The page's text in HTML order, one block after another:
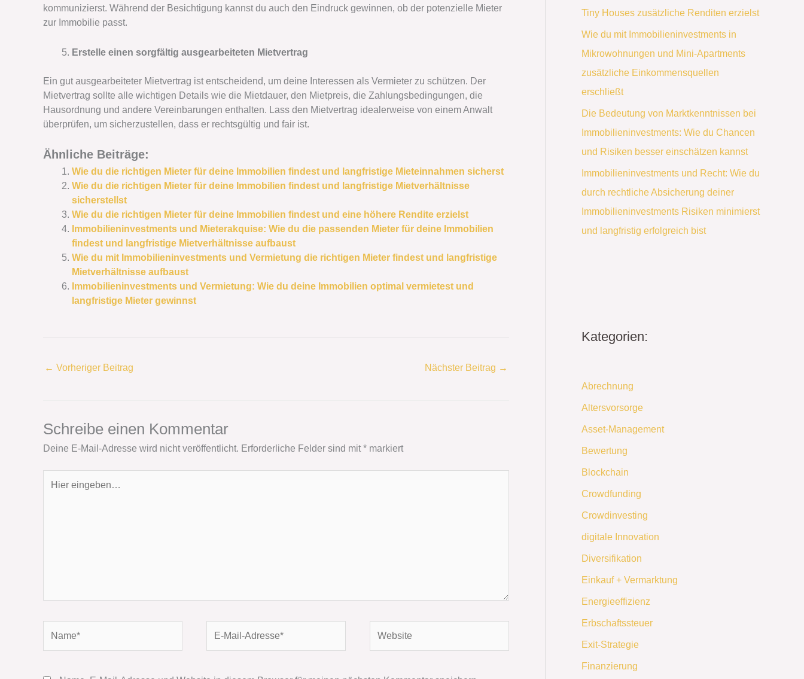
kommunizierst. Während der Besichtigung kannst du auch den Eindruck gewinnen, ob der potenzielle Mieter
zur Immobilie passt.
Erstelle einen sorgfältig ausgearbeiteten Mietvertrag
Ein gut ausgearbeiteter Mietvertrag ist entscheidend, um deine Interessen als Vermieter zu schützen. Der
Mietvertrag sollte alle wichtigen Details wie die Mietdauer, den Mietpreis, die Zahlungsbedingungen, die
Hausordnung und andere Vereinbarungen enthalten. Lass den Mietvertrag idealerweise von einem Anwalt
überprüfen, um sicherzustellen, dass er rechtsgültig und fair ist.
Ähnliche Beiträge:
Wie du die richtigen Mieter für deine Immobilien findest und langfristige Mieteinnahmen sicherst
Wie du die richtigen Mieter für deine Immobilien findest und langfristige Mietverhältnisse
sicherstellst
Wie du die richtigen Mieter für deine Immobilien findest und eine höhere Rendite erzielst
Immobilieninvestments und Mieterakquise: Wie du die passenden Mieter für deine Immobilien
findest und langfristige Mietverhältnisse aufbaust
Wie du mit Immobilieninvestments und Vermietung die richtigen Mieter findest und langfristige
Mietverhältnisse aufbaust
Immobilieninvestments und Vermietung: Wie du deine Immobilien optimal vermietest und
langfristige Mieter gewinnst
← Vorheriger Beitrag Nächster Beitrag →
Schreibe einen Kommentar
Deine E-Mail-Adresse wird nicht veröffentlicht. Erforderliche Felder sind mit * markiert
eingeben…
Mail-
Tiny Houses zusätzliche Renditen erzielst
Wie du mit Immobilieninvestments in
Mikrowohnungen und Mini-Apartments
zusätzliche Einkommensquellen
erschließt
Die Bedeutung von Marktkenntnissen bei
Immobilieninvestments: Wie du Chancen
und Risiken besser einschätzen kannst
Immobilieninvestments und Recht: Wie du
durch rechtliche Absicherung deiner
Immobilieninvestments Risiken minimierst
und langfristig erfolgreich bist
Kategorien:
Abrechnung
Altersvorsorge
Asset-Management
Bewertung
Blockchain
Crowdfunding
Crowdinvesting
digitale Innovation
Diversifikation
Einkauf + Vermarktung
Energieeffizienz
Erbschaftssteuer
Exit-Strategie
Finanzierung